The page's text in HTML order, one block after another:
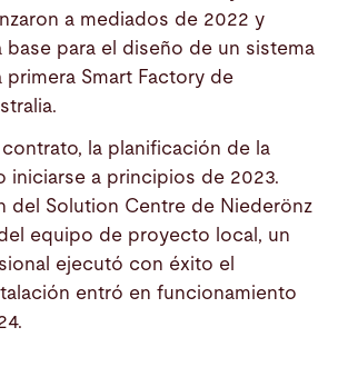
a mediados de 2022 y
para el diseño de un sistema
primera Smart Factory de
contrato, la planificación de la
iniciarse a principios de 2023.
del Solution Centre de Niederönz
equipo de proyecto local, un
ejecutó con éxito el
entró en funcionamiento